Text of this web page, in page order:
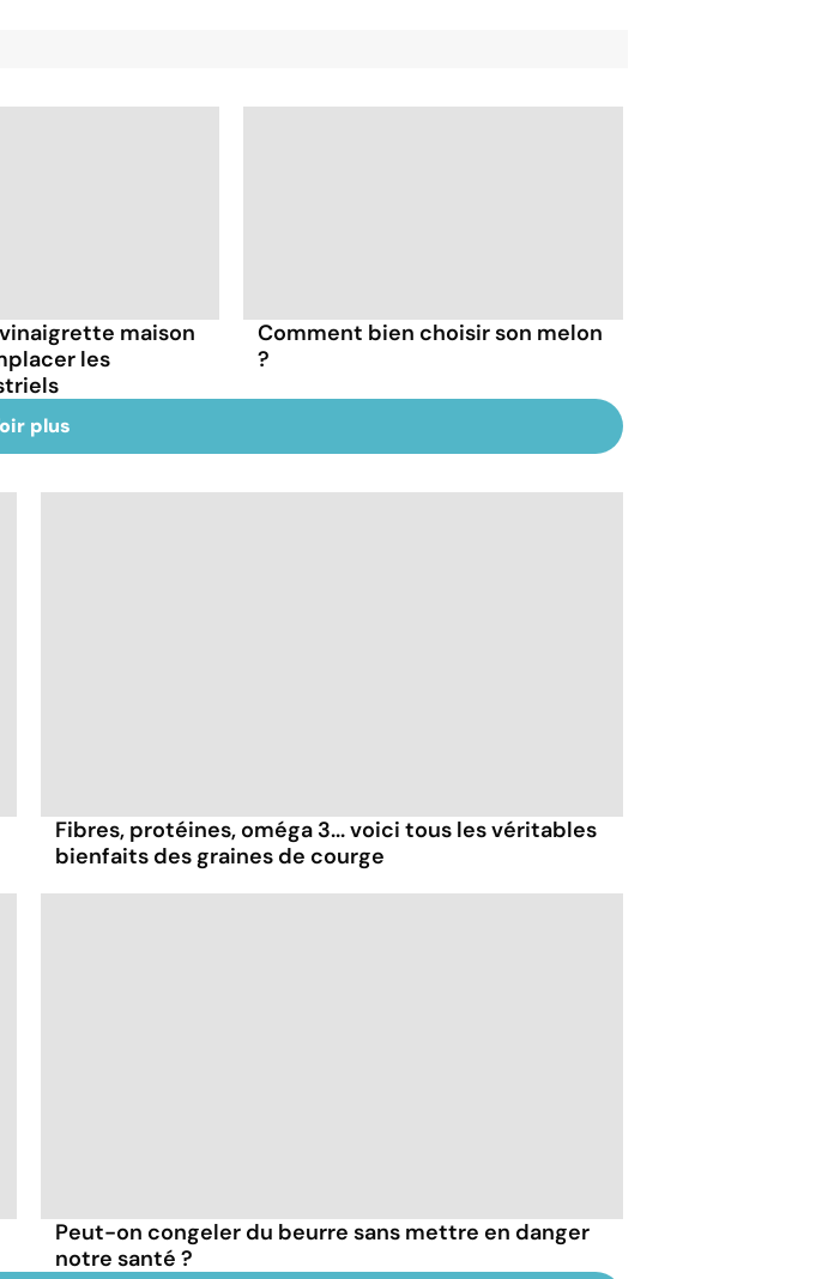
maison
les
Comment bien choisir son melon
?
plus
Fibres, protéines, oméga 3... voici tous les véritables
bienfaits des graines de courge
Peut-on congeler du beurre sans mettre en danger
notre santé ?